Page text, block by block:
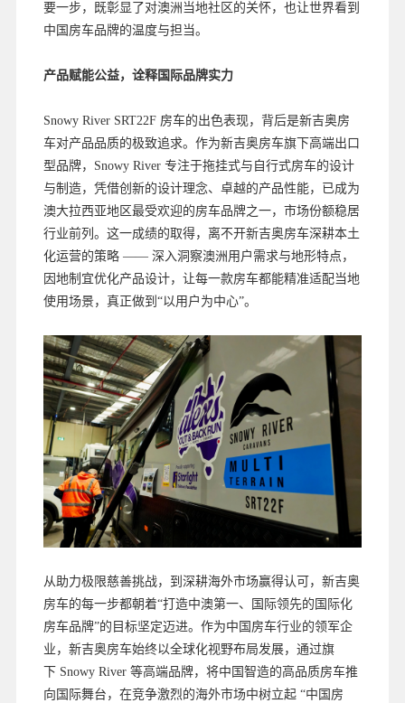
要一步，既彰显了对澳洲当地社区的关怀，也让世界看到
中国房车品牌的温度与担当。
产品赋能公益，诠释国际品牌实力
Snowy River SRT22F 房车的出色表现，背后是新吉奥房
车对产品品质的极致追求。作为新吉奥房车旗下高端出口
型品牌，Snowy River 专注于拖挂式与自行式房车的设计
与制造，凭借创新的设计理念、卓越的产品性能，已成为
澳大拉西亚地区最受欢迎的房车品牌之一，市场份额稳居
行业前列。这一成绩的取得，离不开新吉奥房车深耕本土
化运营的策略 —— 深入洞察澳洲用户需求与地形特点，
因地制宜优化产品设计，让每一款房车都能精准适配当地
使用场景，真正做到“以用户为中心”。
从助力极限慈善挑战，到深耕海外市场赢得认可，新吉奥
房车的每一步都朝着“打造中澳第一、国际领先的国际化
房车品牌”的目标坚定迈进。作为中国房车行业的领军企
业，新吉奥房车始终以全球化视野布局发展，通过旗
下 Snowy River 等高端品牌，将中国智造的高品质房车推
向国际舞台，在竞争激烈的海外市场中树立起 “中国房